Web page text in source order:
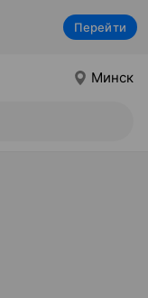
Перейти
Минск